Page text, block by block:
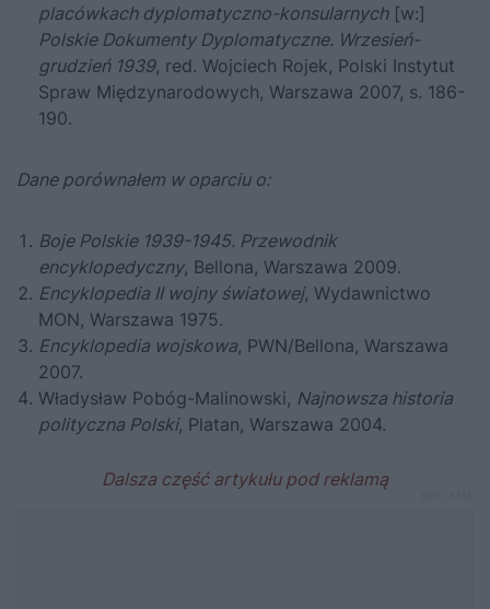
placówkach dyplomatyczno-konsularnych[w:]
Polskie Dokumenty Dyplomatyczne. Wrzesień-
grudzień 1939, red. Wojciech Rojek, Polski Instytut
Spraw Międzynarodowych, Warszawa 2007, s. 186-
190.
Dane porównałem w oparciu o:
Boje Polskie 1939-1945. Przewodnik
encyklopedyczny, Bellona, Warszawa 2009.
Encyklopedia II wojny światowej, Wydawnictwo
MON, Warszawa 1975.
Encyklopedia wojskowa, PWN/Bellona, Warszawa
2007.
Władysław Pobóg-Malinowski, Najnowsza historia
polityczna Polski, Platan, Warszawa 2004.